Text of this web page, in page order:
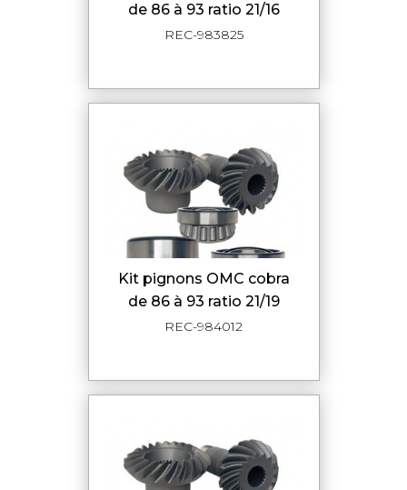
de 86 à 93 ratio 21/16
REC-983825
kit pignons OMC cobra
de 86 à 93 ratio 21/19
REC-984012